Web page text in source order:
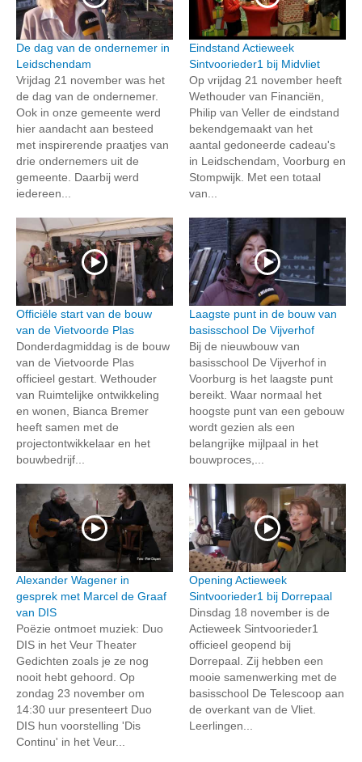
De dag van de ondernemer in
Leidschendam
Vrijdag 21 november was het
de dag van de ondernemer.
Ook in onze gemeente werd
hier aandacht aan besteed
met inspirerende praatjes van
drie ondernemers uit de
gemeente. Daarbij werd
iedereen...
Eindstand Actieweek
Sintvoorieder1 bij Midvliet
Op vrijdag 21 november heeft
Wethouder van Financiën,
Philip van Veller de eindstand
bekendgemaakt van het
aantal gedoneerde cadeau's
in Leidschendam, Voorburg en
Stompwijk. Met een totaal
van...
Officiële start van de bouw
van de Vietvoorde Plas
Donderdagmiddag is de bouw
van de Vietvoorde Plas
officieel gestart. Wethouder
van Ruimtelijke ontwikkeling
en wonen, Bianca Bremer
heeft samen met de
projectontwikkelaar en het
bouwbedrijf...
Laagste punt in de bouw van
basisschool De Vijverhof
Bij de nieuwbouw van
basisschool De Vijverhof in
Voorburg is het laagste punt
bereikt. Waar normaal het
hoogste punt van een gebouw
wordt gezien als een
belangrijke mijlpaal in het
bouwproces,...
Alexander Wagener in
gesprek met Marcel de Graaf
van DIS
Poëzie ontmoet muziek: Duo
DIS in het Veur Theater
Gedichten zoals je ze nog
nooit hebt gehoord. Op
zondag 23 november om
14:30 uur presenteert Duo
DIS hun voorstelling 'Dis
Continu' in het Veur...
Opening Actieweek
Sintvoorieder1 bij Dorrepaal
Dinsdag 18 november is de
Actieweek Sintvoorieder1
officieel geopend bij
Dorrepaal. Zij hebben een
mooie samenwerking met de
basisschool De Telescoop aan
de overkant van de Vliet.
Leerlingen...